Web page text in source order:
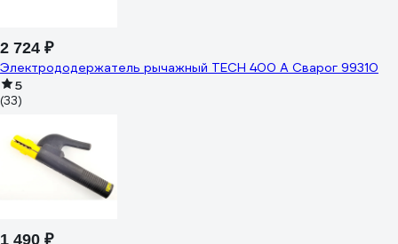
2 724 ₽
Электрододержатель рычажный TECH 400 А Сварог 99310
5
(33)
1 490 ₽